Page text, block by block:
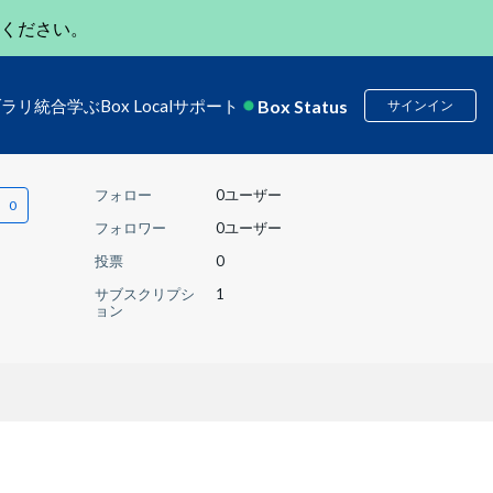
ださい。
リ 統合学ぶBox Localサポート Box Status サインイン
フォロー
0ユーザー
フォロワー
0ユーザー
投票
0
サブスクリプシ
ョン
1